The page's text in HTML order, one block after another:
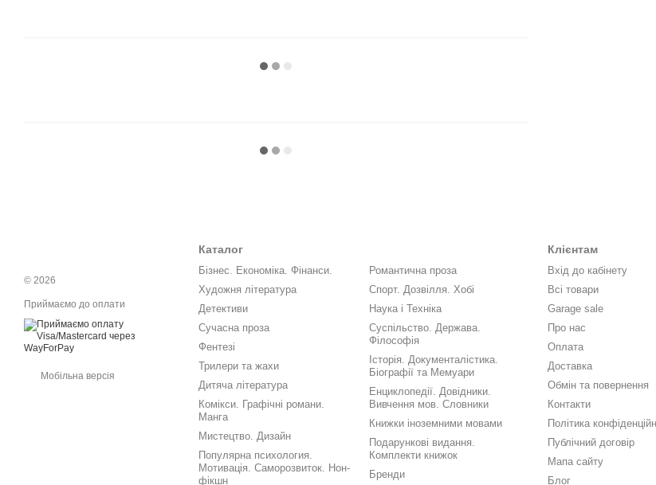
© 2026
Приймаємо до оплати
Мобільна версія
Каталог
Бізнес. Економіка. Фінанси.
Художня література
Детективи
Сучасна проза
Фентезі
Трилери та жахи
Дитяча література
Комікси. Графічні романи.
Манга
Мистецтво. Дизайн
Популярна психология.
Мотивація. Саморозвиток. Нон-
фікшн
Романтична проза
Спорт. Дозвілля. Хобі
Наука і Техніка
Суспільство. Держава.
Філософія
Історія. Документалістика.
Біографії та Мемуари
Енциклопедії. Довідники.
Вивчення мов. Словники
Книжки іноземними мовами
Подарункові видання.
Комплекти книжок
Бренди
Клієнтам
Вхід до кабінету
Всі товари
Garage sale
Про нас
Оплата
Доставка
Обмін та повернення
Контакти
Політика
Публічний договір
Мапа сайту
Блог